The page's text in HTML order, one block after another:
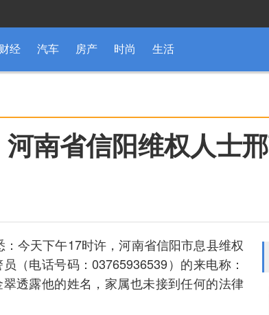
财经 汽车 房产 时尚 生活
南省信阳维权人士
今天下午17时许，河南省信阳市息县维权
（电话号码：03765936539）的来电称：
透露他的姓名，家属也未接到任何的法律